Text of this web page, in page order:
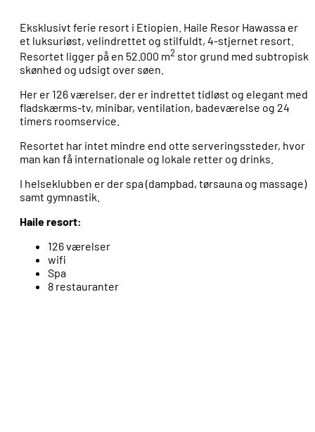
Eksklusivt ferie resort i Etiopien. Haile Resor Hawassa er
et luksuriøst, velindrettet og stilfuldt, 4-stjernet resort.
Resortet ligger på en 52.000 m2 stor grund med subtropisk
skønhed og udsigt over søen.
Her er 126 værelser, der er indrettet tidløst og elegant med
fladskærms-tv, minibar, ventilation, badeværelse og 24
timers roomservice.
Resortet har intet mindre end otte serveringssteder, hvor
man kan få internationale og lokale retter og drinks.
I helseklubben er der spa (dampbad, tørsauna og massage)
samt gymnastik.
Haile resort:
126 værelser
wifi
Spa
8 restauranter